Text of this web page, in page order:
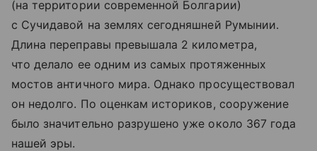
(на территории современной Болгарии)
с Сучидавой на землях сегодняшней Румынии.
Длина переправы превышала 2 километра,
что делало ее одним из самых протяженных
мостов античного мира. Однако просуществовал
он недолго. По оценкам историков, сооружение
было значительно разрушено уже около 367 года
нашей эры.